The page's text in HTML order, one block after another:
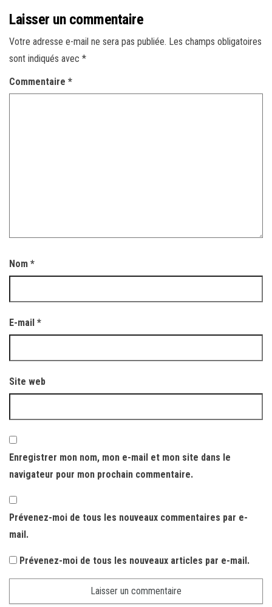
Laisser un commentaire
Votre adresse e-mail ne sera pas publiée. Les champs obligatoires
sont indiqués avec *
Commentaire *
Nom *
E-mail *
Site web
Enregistrer mon nom, mon e-mail et mon site dans le
navigateur pour mon prochain commentaire.
Prévenez-moi de tous les nouveaux commentaires par e-
mail.
Prévenez-moi de tous les nouveaux articles par e-mail.